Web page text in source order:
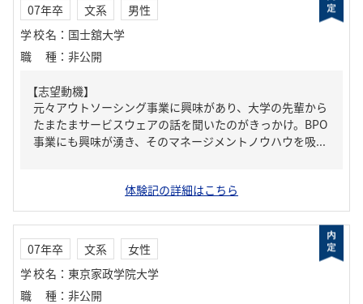
07年卒 文系
男性
学校名 ： 国士舘大学
職種 ： 非公開
【志望動機】
元々アウトソーシング事業に興味があり、大学の先輩から
たまたまサービスウェアの話を聞いたのがきっかけ。BPO
事業にも興味が湧き、そのマネージメントノウハウを吸...
体験記の詳細はこちら
07年卒 文系
女性
学校名 ： 東京家政学院大学
職種 ： 非公開